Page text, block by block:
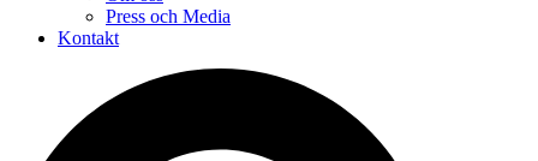
Press och Media
Kontakt